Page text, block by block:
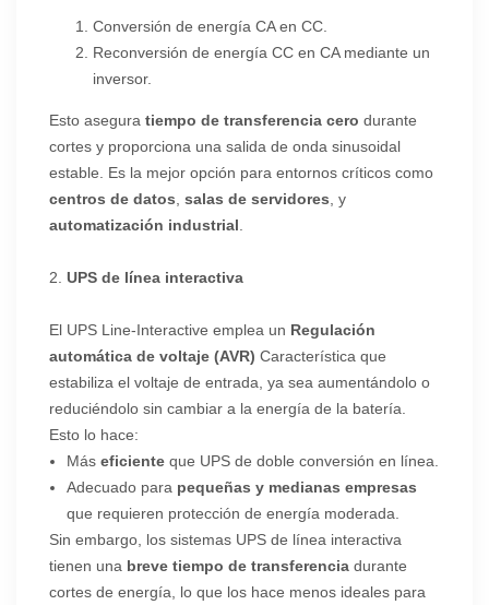
Conversión de energía CA en CC.
Reconversión de energía CC en CA mediante un
inversor.
Esto asegura tiempo de transferencia cero durante
cortes y proporciona una salida de onda sinusoidal
estable. Es la mejor opción para entornos críticos como
centros de datos, salas de servidores, y
automatización industrial.
2. UPS de línea interactiva
El UPS Line-Interactive emplea un Regulación
automática de voltaje (AVR) Característica que
estabiliza el voltaje de entrada, ya sea aumentándolo o
reduciéndolo sin cambiar a la energía de la batería.
Esto lo hace:
Más eficiente que UPS de doble conversión en línea.
Adecuado para pequeñas y medianas empresas
que requieren protección de energía moderada.
Sin embargo, los sistemas UPS de línea interactiva
tienen una breve tiempo de transferencia durante
cortes de energía, lo que los hace menos ideales para